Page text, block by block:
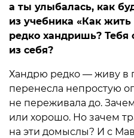
а ты улыбалась, как
из учебника «Как
редко хандришь? Тебя
из себя?
Хандрю редко — живу в
перенесла непростую
не переживала до.
или хорошо. Но зачем
на эти домыслы? И с